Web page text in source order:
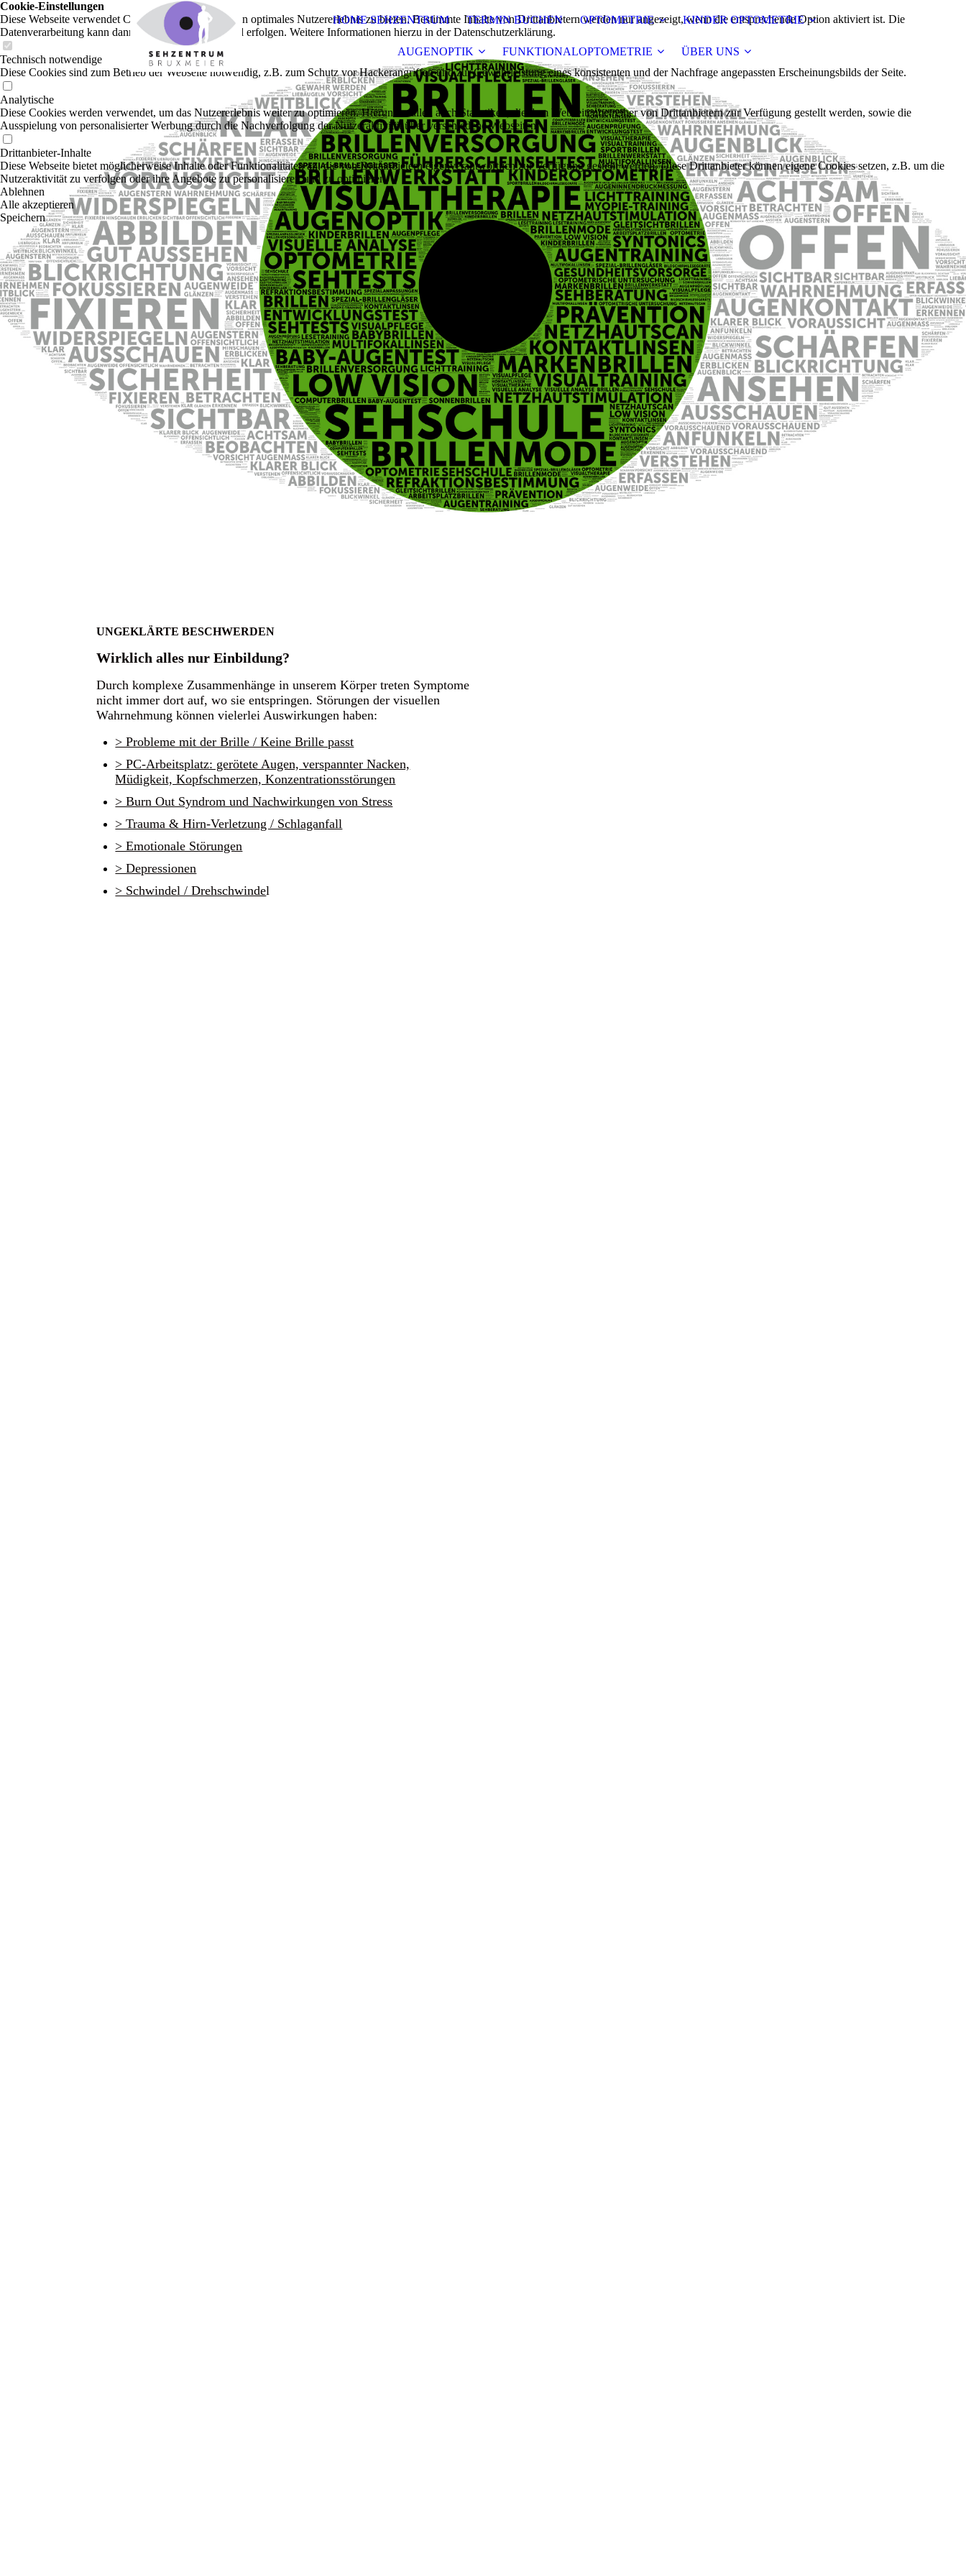
HOME SEHZENTRUM TERMIN BUCHEN OPTOMETRIE KINDER OPTOMETRIE
AUGENOPTIK FUNKTIONALOPTOMETRIE ÜBER UNS
UNGEKLÄRTE BESCHWERDEN
Wirklich alles nur Einbildung?
Durch komplexe Zusammenhänge in unserem Körper treten Symptome
nicht immer dort auf, wo sie entspringen. Störungen der visuellen
Wahrnehmung können vielerlei Auswirkungen haben:
> Probleme mit der Brille / Keine Brille passt
> PC-Arbeitsplatz: gerötete Augen, verspannter Nacken,
Müdigkeit, Kopfschmerzen, Konzentrationsstörungen
> Burn Out Syndrom und Nachwirkungen von Stress
> Trauma & Hirn-Verletzung / Schlaganfall
> Emotionale Störungen
> Depressionen
> Schwindel / Drehschwindel
Cookie-Einstellungen
Diese Webseite verwendet Cookies, um Besuchern ein optimales Nutzererlebnis zu bieten. Bestimmte Inhalte von Drittanbietern werden nur angezeigt, wenn die entsprechende Option aktiviert ist. Die
Datenverarbeitung kann dann auch in einem Drittland erfolgen. Weitere Informationen hierzu in der Datenschutzerklärung.
Technisch notwendige
Diese Cookies sind zum Betrieb der Webseite notwendig, z.B. zum Schutz vor Hackerangriffen und zur Gewährleistung eines konsistenten und der Nachfrage angepassten Erscheinungsbilds der Seite.
Analytische
Diese Cookies werden verwendet, um das Nutzererlebnis weiter zu optimieren. Hierunter fallen auch Statistiken, die dem Webseitenbetreiber von Drittanbietern zur Verfügung gestellt werden, sowie die
Ausspielung von personalisierter Werbung durch die Nachverfolgung der Nutzeraktivität über verschiedene Webseiten.
Drittanbieter-Inhalte
Diese Webseite bietet möglicherweise Inhalte oder Funktionalitäten an, die von Drittanbietern eigenverantwortlich zur Verfügung gestellt werden. Diese Drittanbieter können eigene Cookies setzen, z.B. um die
Nutzeraktivität zu verfolgen oder ihre Angebote zu personalisieren und zu optimieren.
Ablehnen
Alle akzeptieren
Speichern